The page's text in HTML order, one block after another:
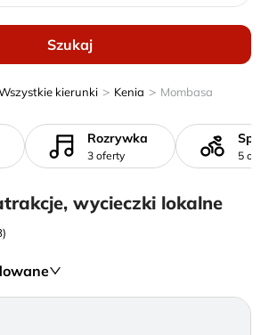
Szukaj
kierunki > Kenia > Mombasa
Rozrywka
3 oferty 5 ofert
wycieczki lokalne